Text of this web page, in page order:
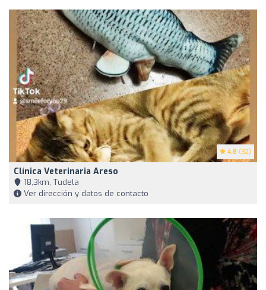
4.8 (82)
Clínica Veterinaria Areso
18,3km, Tudela
Ver dirección y datos de contacto